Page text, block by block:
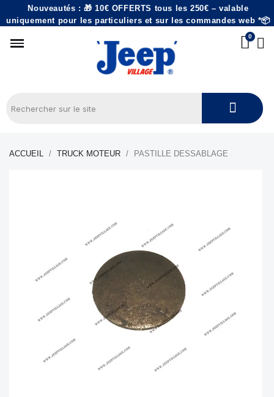
Nouveautés : 🎁 10€ OFFERTS tous les 250€ – valable
uniquement pour les particuliers et sur les commandes web *📦
ACCUEIL TRUCK MOTEUR PASTILLE DESSABLAGE